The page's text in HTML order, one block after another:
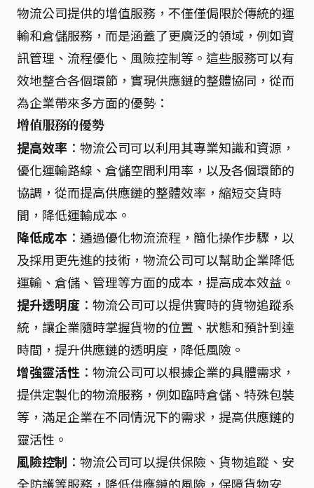
物流公司提供的增值服務，不僅僅侷限於傳統的運
輸和倉儲服務，而是涵蓋了更廣泛的領域，例如資
訊管理、流程優化、風險控制等。這些服務可以有
效地整合各個環節，實現供應鏈的整體協同，從而
為企業帶來多方面的優勢：
增值服務的優勢
提高效率 ：物流公司可以利用其專業知識和資源，
優化運輸路線、倉儲空間利用率，以及各個環節的
協調，從而提高供應鏈的整體效率，縮短交貨時
間，降低運輸成本。
降低成本 ：通過優化物流流程，簡化操作步驟，以
及採用更先進的技術，物流公司可以幫助企業降低
運輸、倉儲、管理等方面的成本，提高成本效益。
提升透明度 ：物流公司可以提供實時的貨物追蹤系
統，讓企業隨時掌握貨物的位置、狀態和預計到達
時間，提升供應鏈的透明度，降低風險。
增強靈活性 ：物流公司可以根據企業的具體需求，
提供定製化的物流服務，例如臨時倉儲、特殊包裝
等，滿足企業在不同情況下的需求，提高供應鏈的
靈活性。
風險控制 ：物流公司可以提供保險、貨物追蹤、安
全防護等服務，降低供應鏈的風險，保障貨物安